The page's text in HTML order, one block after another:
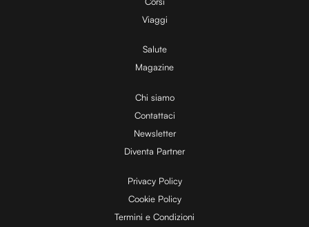
Viaggi
Salute
Magazine
Chi siamo
Contattaci
Newsletter
Diventa Partner
Privacy Policy
Cookie Policy
Termini e Condizioni